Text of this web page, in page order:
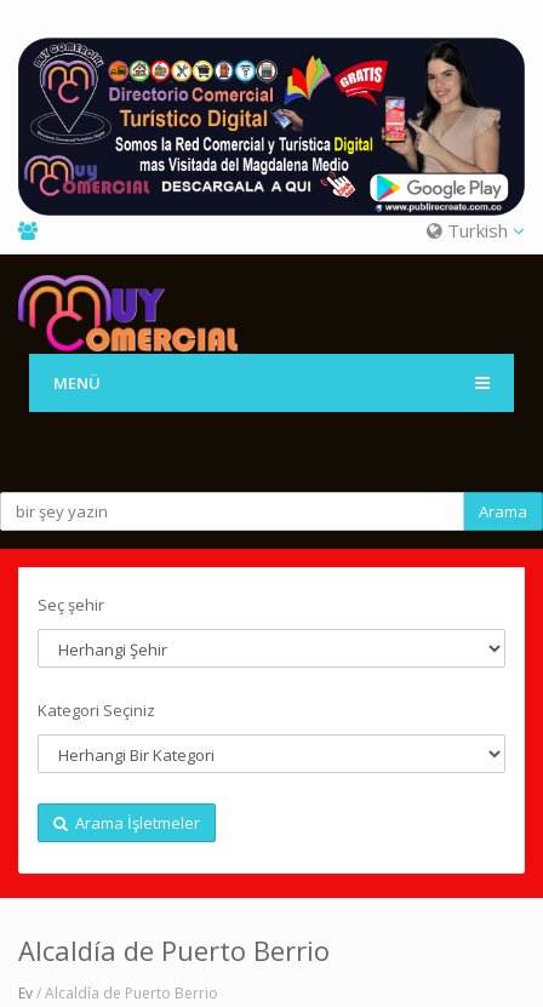
Turkish
MENÜ
Arama
Seç şehir
Kategori Seçiniz
Arama İşletmeler
Alcaldía de Puerto Berrio
Ev/ Alcaldía de Puerto Berrio